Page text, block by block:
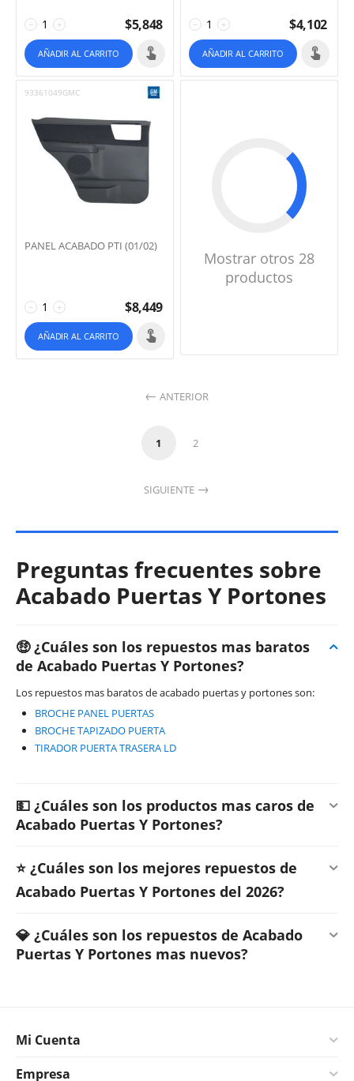
+
− $5,848
AÑADIR AL CARRITO
+
− $4,102
AÑADIR AL CARRITO
93361049GMC
PANEL ACABADO PTI (01/02)
+
− $8,449
AÑADIR AL CARRITO
Mostrar otros 28
productos
ANTERIOR
1 2
SIGUIENTE
Preguntas frecuentes sobre
Acabado Puertas Y Portones
🤑 ¿Cuáles son los repuestos mas baratos
de Acabado Puertas Y Portones?
Los repuestos mas baratos de acabado puertas y portones son:
BROCHE PANEL PUERTAS
BROCHE TAPIZADO PUERTA
TIRADOR PUERTA TRASERA LD
💵 ¿Cuáles son los productos mas caros de
Acabado Puertas Y Portones?
⭐ ¿Cuáles son los mejores repuestos de
Acabado Puertas Y Portones del 2026?
💎 ¿Cuáles son los repuestos de Acabado
Puertas Y Portones mas nuevos?
Mi Cuenta
Empresa